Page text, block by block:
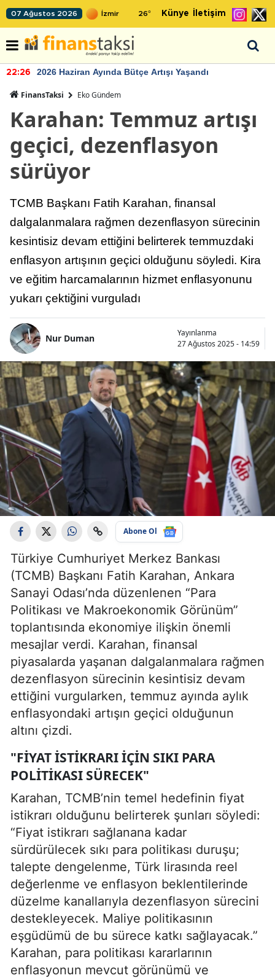
07 Ağustos 2026 26° Künye İletişim
22:26 2026 Haziran Ayında Bütçe Artışı Yaşandı
FinansTaksi Eko Gündem
Karahan: Temmuz artışı
geçici, dezenflasyon
sürüyor
TCMB Başkanı Fatih Karahan, finansal
dalgalanmalara rağmen dezenflasyon sürecinin
kesintisiz devam ettiğini belirterek temmuzdaki
enflasyon artışının geçici olduğunu söyledi. Kira
ve eğitim harcamalarının hizmet enflasyonunu
yukarı çektiğini vurguladı
Nur Duman
Yayınlanma
27 Ağustos 2025 - 14:59
Abone Ol
Türkiye Cumhuriyet Merkez Bankası
(TCMB) Başkanı Fatih Karahan, Ankara
Sanayi Odası’nda düzenlenen “Para
Politikası ve Makroekonomik Görünüm”
toplantısında ekonomiye ilişkin önemli
mesajlar verdi. Karahan, finansal
piyasalarda yaşanan dalgalanmalara rağmen
dezenflasyon sürecinin kesintisiz devam
ettiğini vurgularken, temmuz ayında aylık
enflasyondaki artışın geçici olduğunun
altını çizdi.
"FIYAT İSTIKRARI İÇIN SIKI PARA
POLITIKASI SÜRECEK"
Karahan, TCMB’nin temel hedefinin fiyat
istikrarı olduğunu belirterek şunları söyledi:
“Fiyat istikrarı sağlanana kadar
sürdürülecek sıkı para politikası duruşu;
talepte dengelenme, Türk lirasında reel
değerlenme ve enflasyon beklentilerinde
düzelme kanallarıyla dezenflasyon sürecini
destekleyecek. Maliye politikasının
eşgüdümü de bu sürece katkı sağlayacak.”
Karahan, para politikası kararlarının
enflasyonun mevcut görünümü ve